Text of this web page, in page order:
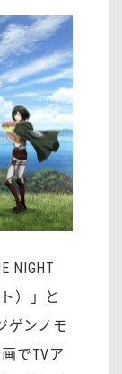
NIGHT
）」と
ゲンノモ
でTVア